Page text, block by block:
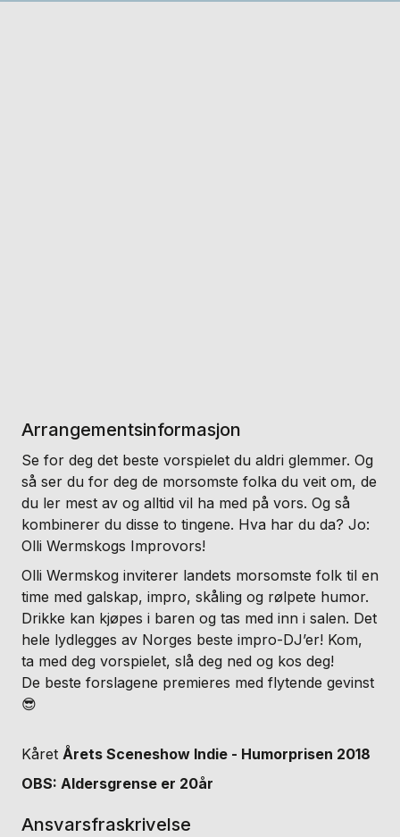
Arrangementsinformasjon
Se for deg det beste vorspielet du aldri glemmer. Og
så ser du for deg de morsomste folka du veit om, de
du ler mest av og alltid vil ha med på vors. Og så
kombinerer du disse to tingene. Hva har du da? Jo:
Olli Wermskogs Improvors!
Olli Wermskog inviterer landets morsomste folk til en
time med galskap, impro, skåling og rølpete humor.
Drikke kan kjøpes i baren og tas med inn i salen. Det
hele lydlegges av Norges beste impro-DJ’er! Kom,
ta med deg vorspielet, slå deg ned og kos deg!
De beste forslagene premieres med flytende gevinst
😎
Kåret Årets Sceneshow Indie - Humorprisen 2018
OBS: Aldersgrense er 20år
Ansvarsfraskrivelse